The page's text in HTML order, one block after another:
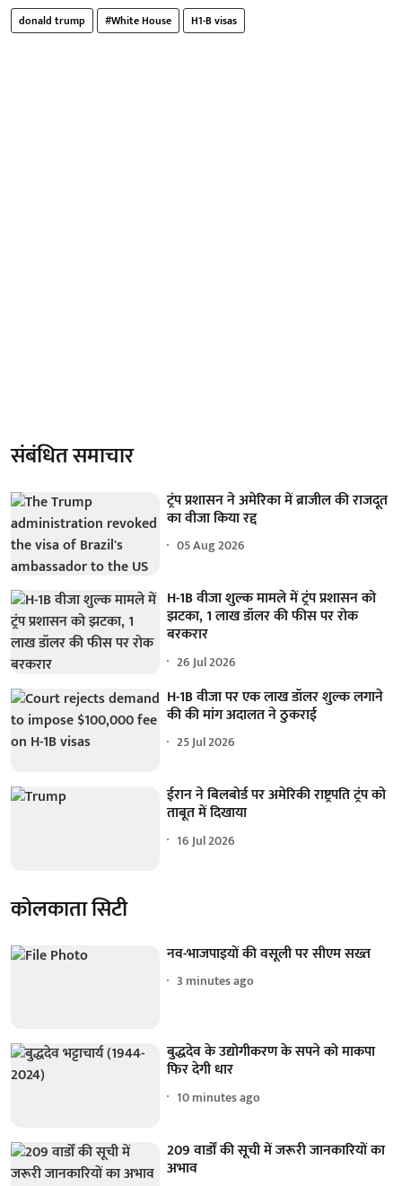
donald trump #White House H1-B visas
संबंधित समाचार
ट्रंप प्रशासन ने अमेरिका में ब्राजील की राजदूत
का वीजा किया रद्द
05 Aug 2026
H-1B वीजा शुल्क मामले में ट्रंप प्रशासन को
झटका, 1 लाख डॉलर की फीस पर रोक
बरकरार
26 Jul 2026
H-1B वीजा पर एक लाख डॉलर शुल्क लगाने
की की मांग अदालत ने ठुकराई
25 Jul 2026
ईरान ने बिलबोर्ड पर अमेरिकी राष्ट्रपति ट्रंप को
ताबूत में दिखाया
16 Jul 2026
कोलकाता सिटी
नव-भाजपाइयों की वसूली पर सीएम सख्त
3 minutes ago
बुद्धदेव के उद्योगीकरण के सपने को माकपा
फिर देगी धार
10 minutes ago
209 वार्डों की सूची में जरूरी जानकारियों का
अभाव